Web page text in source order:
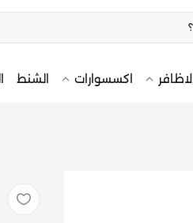
الاظافر اكسسوارات الشنط